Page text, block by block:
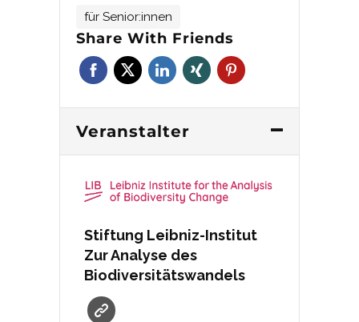
für Senior:innen
Share With Friends
Veranstalter
Stiftung Leibniz-Institut
Zur Analyse des
Biodiversitätswandels